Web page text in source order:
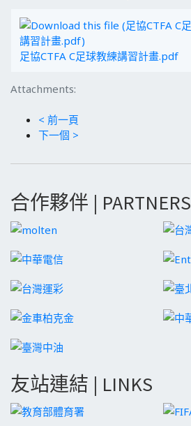
Attachments:
足協CTFA C足球教練講習計畫.pdf
< 前一頁
下一個 >
合作夥伴 | PARTNERS
友站連結 | LINKS